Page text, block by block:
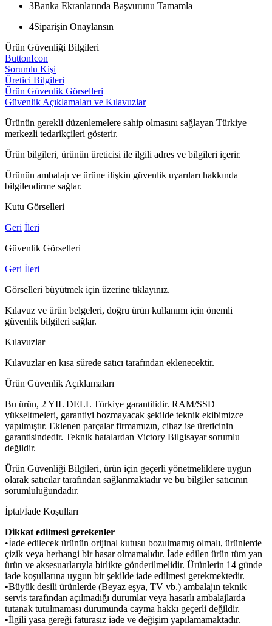
3Banka Ekranlarında Başvurunu Tamamla
4Siparişin Onaylansın
Ürün Güvenliği Bilgileri
ButtonIcon
Sorumlu Kişi
Üretici Bilgileri
Ürün Güvenlik Görselleri
Güvenlik Açıklamaları ve Kılavuzlar
Ürünün gerekli düzenlemelere sahip olmasını sağlayan Türkiye
merkezli tedarikçileri gösterir.
Ürün bilgileri, ürünün üreticisi ile ilgili adres ve bilgileri içerir.
Ürünün ambalajı ve ürüne ilişkin güvenlik uyarıları hakkında
bilgilendirme sağlar.
Kutu Görselleri
Geri İleri
Güvenlik Görselleri
Geri İleri
Görselleri büyütmek için üzerine tıklayınız.
Kılavuz ve ürün belgeleri, doğru ürün kullanımı için önemli
güvenlik bilgileri sağlar.
Kılavuzlar
Kılavuzlar en kısa sürede satıcı tarafından eklenecektir.
Ürün Güvenlik Açıklamaları
Bu ürün, 2 YIL DELL Türkiye garantilidir. RAM/SSD
yükseltmeleri, garantiyi bozmayacak şekilde teknik ekibimizce
yapılmıştır. Eklenen parçalar firmamızın, cihaz ise üreticinin
garantisindedir. Teknik hatalardan Victory Bilgisayar sorumlu
değildir.
Ürün Güvenliği Bilgileri, ürün için geçerli yönetmeliklere uygun
olarak satıcılar tarafından sağlanmaktadır ve bu bilgiler satıcının
sorumluluğundadır.
İptal/İade Koşulları
Dikkat edilmesi gerekenler
•İade edilecek ürünün orijinal kutusu bozulmamış olmalı, ürünlerde
çizik veya herhangi bir hasar olmamalıdır. İade edilen ürün tüm yan
ürün ve aksesuarlarıyla birlikte gönderilmelidir. Ürünlerin 14 günde
iade koşullarına uygun bir şekilde iade edilmesi gerekmektedir.
•Büyük desili ürünlerde (Beyaz eşya, TV vb.) ambalajın teknik
servis tarafından açılmadığı durumlar veya hasarlı ambalajlarda
tutanak tutulmaması durumunda cayma hakkı geçerli değildir.
•İlgili yasa gereği faturasız iade ve değişim yapılamamaktadır.